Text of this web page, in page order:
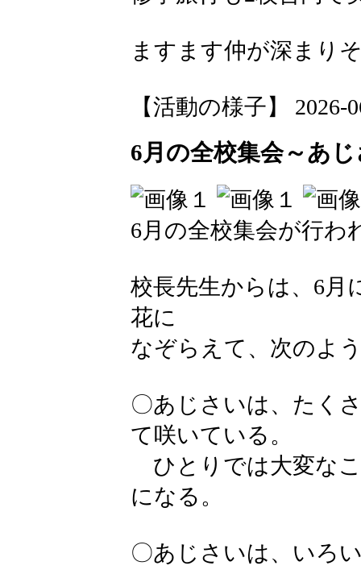
ますます仲が深まり
【活動の様子】 2026-
6月の全校集会～あ
6月の全校集会が行わ
校長先生からは、6月
花に
なぞらえて、次のよ
〇あじさいは、たく
て咲いている。
ひとりでは大変な
になる。
〇あじさいは、いろ